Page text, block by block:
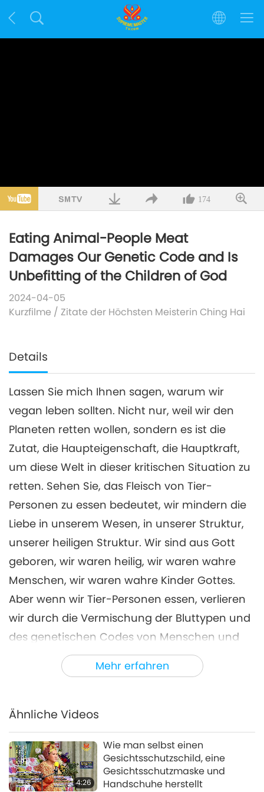
174
Eating Animal-People Meat
Damages Our Genetic Code and Is
Unbefitting of the Children of God
2024-04-05
Kurzfilme / Zitate der Höchsten Meisterin Ching Hai
Details
Mehr erfahren
Lassen Sie mich Ihnen sagen, warum wir
vegan leben sollten. Nicht nur, weil wir den
Planeten retten wollen, sondern es ist die
Zutat, die Haupteigenschaft, die Hauptkraft,
um diese Welt in dieser kritischen Situation zu
retten. Sehen Sie, das Fleisch von Tier-
Personen zu essen bedeutet, wir mindern die
Liebe in unserem Wesen, in unserer Struktur,
unserer heiligen Struktur. Wir sind aus Gott
geboren, wir waren heilig, wir waren wahre
Menschen, wir waren wahre Kinder Gottes.
Aber wenn wir Tier-Personen essen, verlieren
wir durch die Vermischung der Bluttypen und
des genetischen Codes von Menschen und
Tier-Personen unseren Status als Krone der
Schöpfung, als wahre Menschen. Als reine
direkter Verbindung mit dem Licht, mit der
mächtigen Meisterkraft der
Kommandozentrale des Universums. Wir
haben absolute Herrschaft über alles unter
dem Himmel, weil wir rein waren; und wir sind
Ähnliche Videos
4:26
Wie man selbst einen
Gesichtsschutzschild, eine
Gesichtsschutzmaske und
Handschuhe herstellt